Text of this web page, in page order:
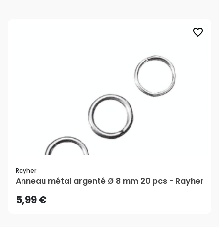
favorite_border
Rayher
Anneau métal argenté Ø 8 mm 20 pcs - Rayher
5,99 €